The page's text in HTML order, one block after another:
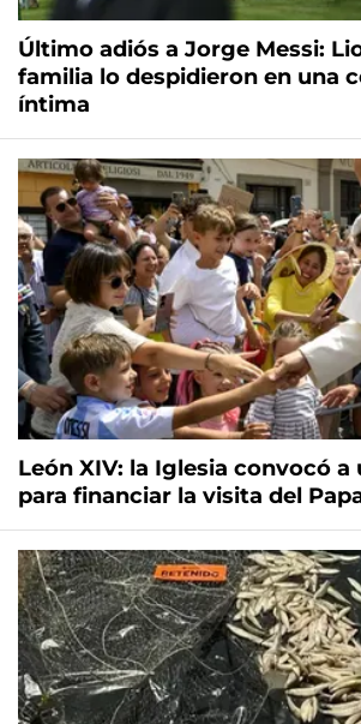
Último adiós a Jorge Messi:
familia lo despidieron en una
íntima
León XIV: la Iglesia convocó a
para financiar la visita del